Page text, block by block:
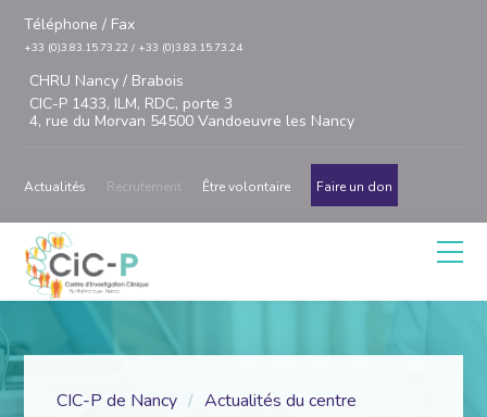
Téléphone / Fax
+33 (0)3.83.15.73.22 / +33 (0)3.83.15.73.24
CHRU Nancy / Brabois
CIC-P 1433, ILM, RDC, porte 3
4, rue du Morvan 54500 Vandoeuvre les Nancy
Actualités Recrutement Être volontaire Faire un don
CIC-P de Nancy Actualités du centre